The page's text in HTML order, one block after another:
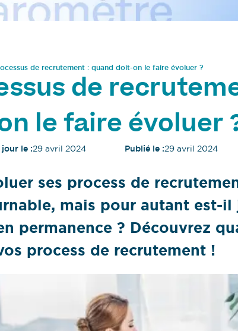
de recrutement : quand doit-on le faire évoluer ?
de
le faire évoluer
jour le :29 avril 2024 Publié le :29 avril 2024
ses process de
mais pour autant est-
permanence ? Découvrez
process de recrutement !